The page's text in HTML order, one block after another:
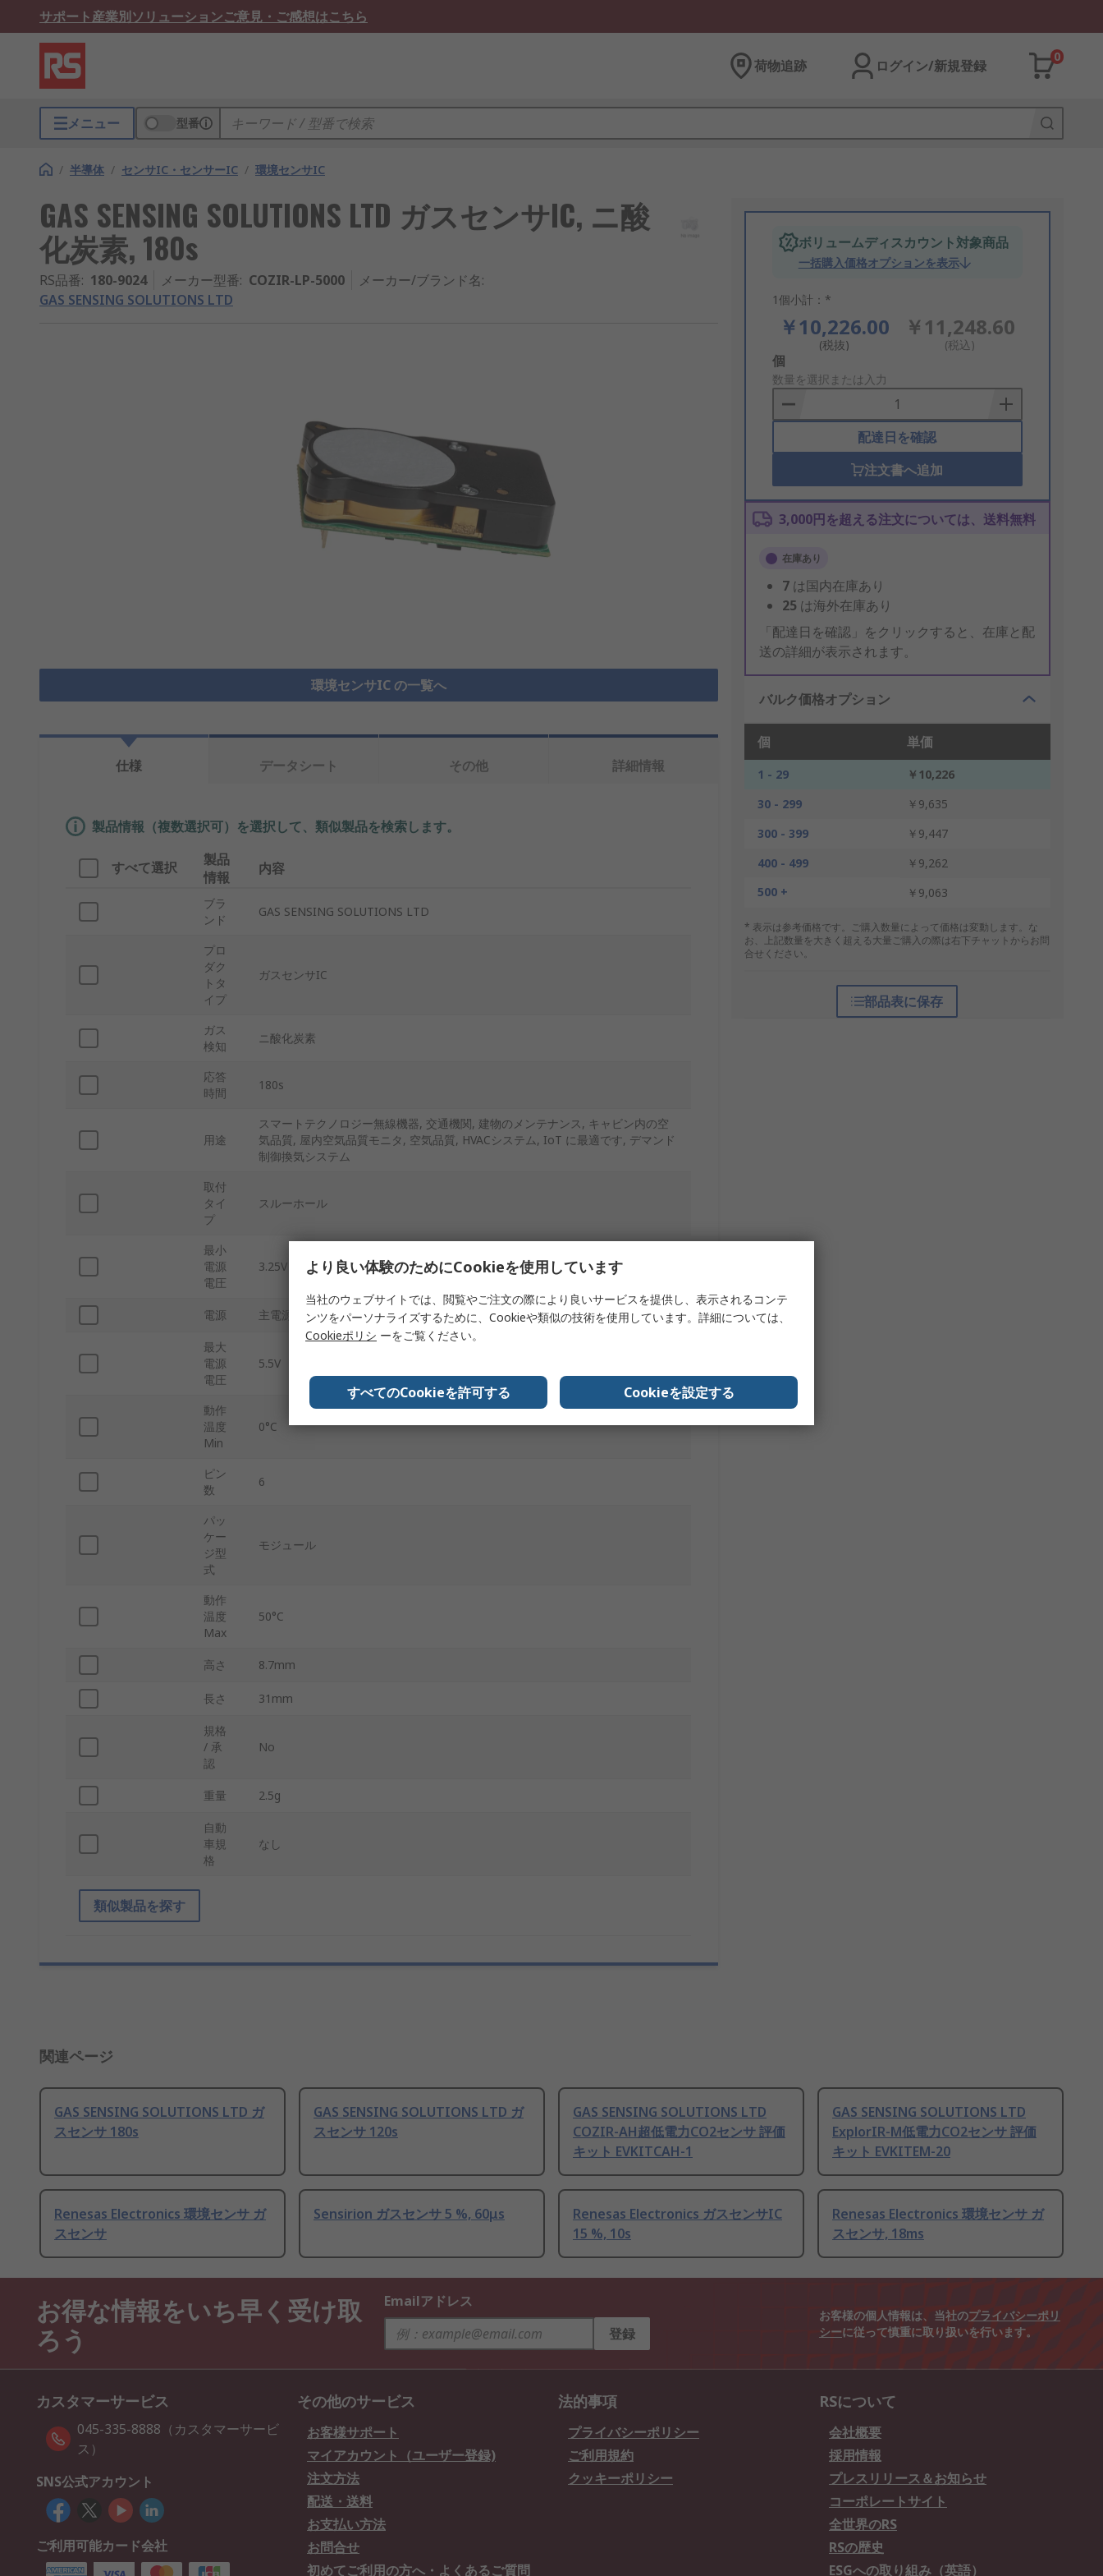
サポート産業別ソリューションご意見・ご感想はこちら
荷物追跡 ログイン/新規登録
0
メニュー 型番
/ 半導体 / センサIC・センサーIC / 環境センサIC
GAS SENSING SOLUTIONS LTD ガスセンサIC, ニ酸
化炭素, 180s
RS品番: 180-9024 メーカー型番: COZIR-LP-5000 メーカー/ブランド名:
GAS SENSING SOLUTIONS LTD
環境センサIC の一覧へ
ボリュームディスカウント対象商品
一括購入価格オプションを表示
1個小計：*
￥10,226.00
(税抜)
￥11,248.60
(税込)
Add
to
Basket
個
数量を選択または入力
配達日を確認
注文書へ追加
3,000円を超える注文については、送料無料
在庫あり
7 は国内在庫あり
25 は海外在庫あり
「配達日を確認」をクリックすると、在庫と配
送の詳細が表示されます。
バルク価格オプション
個 単価
1 - 29
￥10,226
30 - 299
￥9,635
300 - 399
￥9,447
400 - 499
￥9,262
500 +
￥9,063
* 表示は参考価格です。ご購入数量によって価格は変動します。な
お、上記数量を大きく超える大量ご購入の際は右下チャットからお問
合せください。
部品表に保存
仕様 データシート その他 詳細情報
製品情報（複数選択可）を選択して、類似製品を検索します。
すべて選択
製品
情報
内容
ブラ
ンド
GAS SENSING SOLUTIONS LTD
プロ
ダク
トタ
イプ
ガスセンサIC
ガス
検知
ニ酸化炭素
応答
時間
180s
用途
スマートテクノロジー無線機器, 交通機関, 建物のメンテナンス, キャビン内の空
気品質, 屋内空気品質モニタ, 空気品質, HVACシステム, IoT に最適です, デマンド
制御換気システム
取付
タイ
プ
スルーホール
最小
電源
電圧
3.25V
電源 主電源
最大
電源
電圧
5.5V
動作
温度
Min
0°C
ピン
数
6
パッ
ケー
ジ型
式
モジュール
動作
温度
Max
50°C
高さ 8.7mm
長さ 31mm
規格
/ 承
認
No
重量 2.5g
自動
車規
格
なし
類似製品を探す
関連ページ
GAS SENSING SOLUTIONS LTD ガ
スセンサ 180s
GAS SENSING SOLUTIONS LTD ガ
スセンサ 120s
GAS SENSING SOLUTIONS LTD
COZIR-AH超低電力CO2センサ 評価
キット EVKITCAH-1
GAS SENSING SOLUTIONS LTD
ExplorIR-M低電力CO2センサ 評価
キット EVKITEM-20
Renesas Electronics 環境センサ ガ
スセンサ
Sensirion ガスセンサ 5 %, 60μs
Renesas Electronics ガスセンサIC
15 %, 10s
Renesas Electronics 環境センサ ガ
スセンサ, 18ms
お得な情報をいち早く受け取
ろう
Emailアドレス
登録
お客様の個人情報は、当社のプライバシーポリ
シーに従って慎重に取り扱いを行います。
カスタマーサービス
045-335-8888（カスタマーサービ
ス）
SNS公式アカウント
ご利用可能カード会社
その他のサービス
お客様サポート
マイアカウント（ユーザー登録)
注文方法
配送・送料
お支払い方法
お問合せ
初めてご利用の方へ・よくあるご質問
法的事項
プライバシーポリシー
ご利用規約
クッキーポリシー
RSについて
会社概要
採用情報
プレスリリース＆お知らせ
コーポレートサイト
全世界のRS
RSの歴史
ESGへの取り組み（英語）
より良い体験のためにCookieを使用しています
当社のウェブサイトでは、閲覧やご注文の際により良いサービスを提供し、表示されるコンテ
ンツをパーソナライズするために、Cookieや類似の技術を使用しています。詳細については、
Cookieポリシ ーをご覧ください。
すべてのCookieを許可する Cookieを設定する